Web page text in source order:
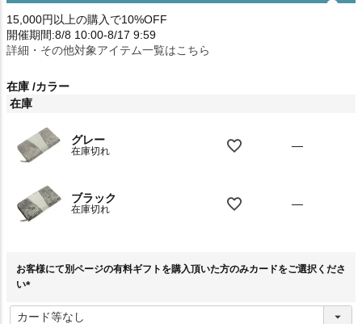
15,000円以上の購入で10%OFF
開催期間:8/8 10:00-8/17 9:59
詳細・その他対象アイテム一覧はこちら
在庫 カラー
在庫
グレー
在庫切れ —
ブラック
在庫切れ —
お客様にて別ページの有料ギフトを購入頂いた方のみカードをご選択くださ
い
必